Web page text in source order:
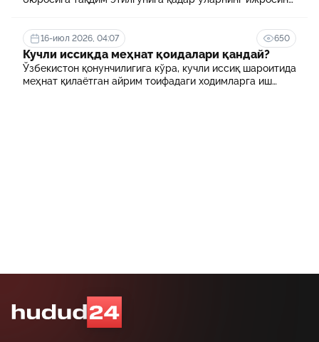
16-июл 2026, 04:07 650
Кучли иссиқда меҳнат қоидалари қандай?
Ўзбекистон қонунчилигига кўра, кучли иссиқ шароитида
меҳнат қилаётган айрим тоифадаги ходимларга иш